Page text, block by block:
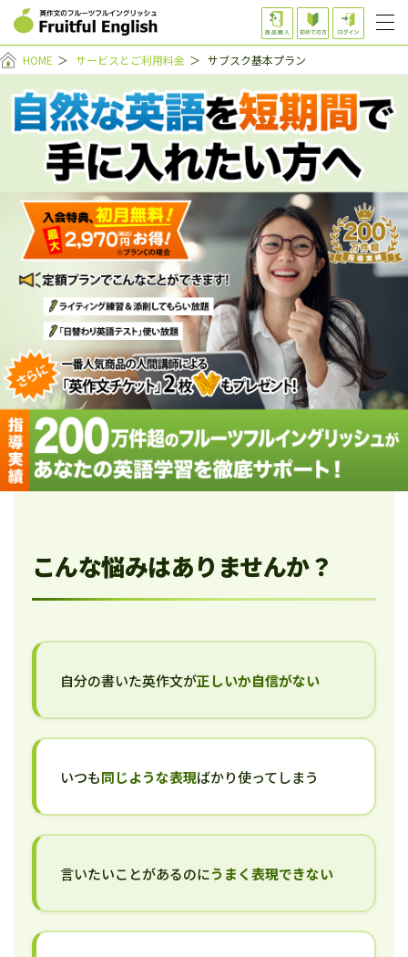
HOME ＞ サービスとご利用料金 ＞ サブスク基本プラン
こんな悩みはありませんか？
自分の書いた英作文が正しいか自信がない
いつも同じような表現ばかり使ってしまう
言いたいことがあるのにうまく表現できない